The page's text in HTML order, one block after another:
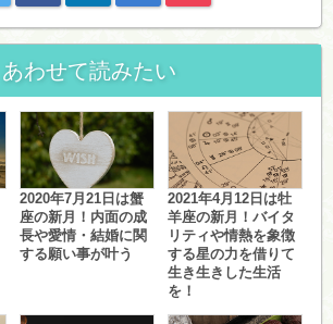
あわせて読みたい
2020年7月21日は蟹
座の新月！内面の成
長や愛情・結婚に関
する願い事が叶う
2021年4月12日は牡
羊座の新月！バイタ
リティや情熱を象徴
する星の力を借りて
生き生きした生活
を！